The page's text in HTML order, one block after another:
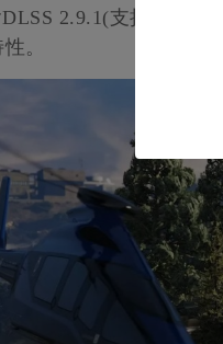
2.9.1(支持幀生
。